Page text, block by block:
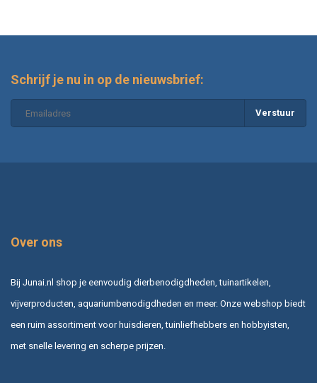
Schrijf je nu in op de nieuwsbrief:
Verstuur
Over ons
Bij Junai.nl shop je eenvoudig dierbenodigdheden, tuinartikelen,
vijverproducten, aquariumbenodigdheden en meer. Onze webshop biedt
een ruim assortiment voor huisdieren, tuinliefhebbers en hobbyisten,
met snelle levering en scherpe prijzen.